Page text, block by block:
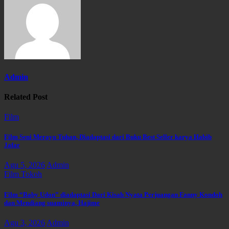
Admin
Related Post
Film
Film Seni Merayu Tuhan, Diadaptasi dari Buku Best Seller karya Habib
Jafar
Agu 5, 2026Admin
Film Tokoh
Film “Baby Udon” diadaptasi Dari Kisah Nyata Perjuangan Fanny Kondoh
dan Mendiang suaminya, Hajime
Agu 3, 2026 Admin